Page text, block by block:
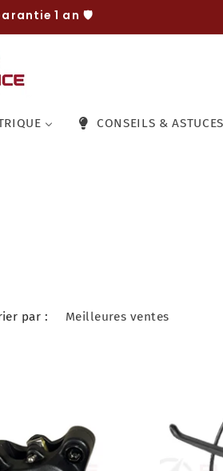
1 an 🛡️
CONSEILS & ASTUCES
par :